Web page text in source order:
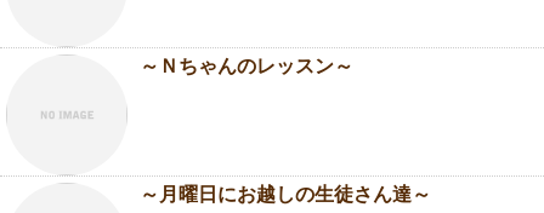
～Ｎちゃんのレッスン～
～月曜日にお越しの生徒さん達～